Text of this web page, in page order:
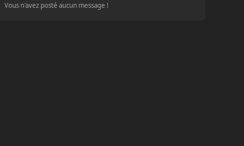
Vous n'avez posté aucun message !